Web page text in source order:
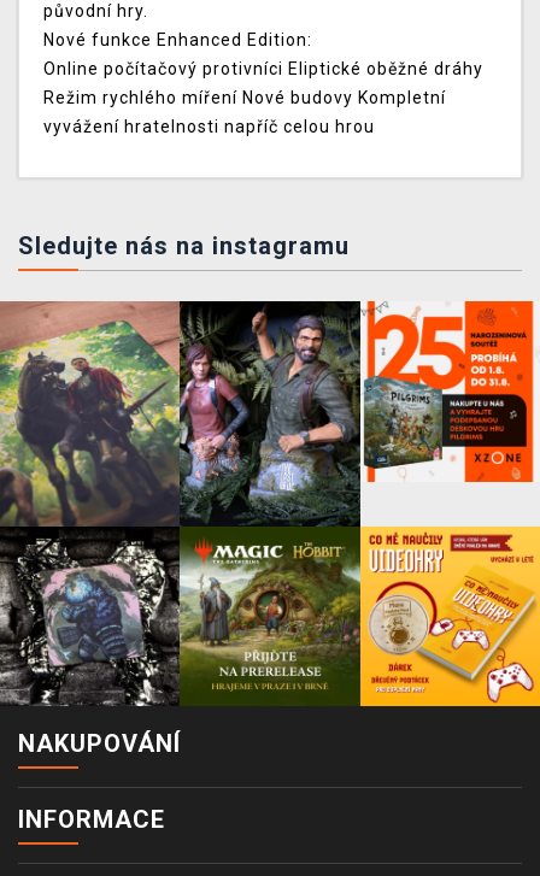
původní hry.
Nové funkce Enhanced Edition:
Online počítačový protivníci Eliptické oběžné dráhy
Režim rychlého míření Nové budovy Kompletní
vyvážení hratelnosti napříč celou hrou
Sledujte nás na instagramu
NAKUPOVÁNÍ
INFORMACE